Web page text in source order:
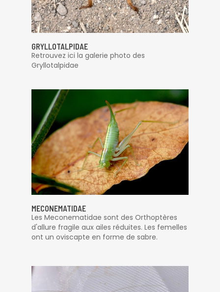
GRYLLOTALPIDAE
Retrouvez ici la galerie photo des
Gryllotalpidae
MECONEMATIDAE
Les Meconematidae sont des Orthoptères
d'allure fragile aux ailes réduites. Les femelles
ont un oviscapte en forme de sabre.